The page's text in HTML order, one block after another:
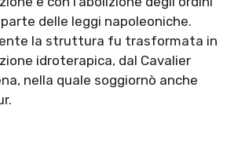
delle leggi napoleoniche.
la struttura fu trasformata in
idroterapica, dal Cavalier
nella quale soggiornò anche